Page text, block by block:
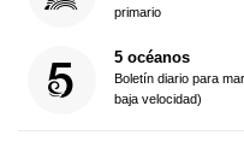
primario
5 océanos
Boletín diario para
baja velocidad)